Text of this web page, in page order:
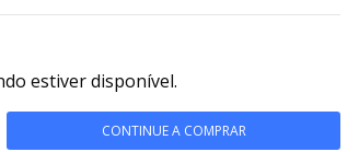
estiver disponível.
CONTINUE A COMPRAR